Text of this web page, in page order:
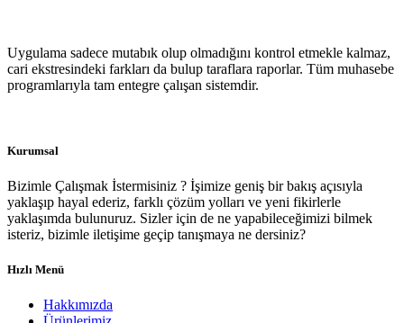
Uygulama sadece mutabık olup olmadığını kontrol etmekle kalmaz,
cari ekstresindeki farkları da bulup taraflara raporlar. Tüm muhasebe
programlarıyla tam entegre çalışan sistemdir.
Kurumsal
Bizimle Çalışmak İstermisiniz ? İşimize geniş bir bakış açısıyla
yaklaşıp hayal ederiz, farklı çözüm yolları ve yeni fikirlerle
yaklaşımda bulunuruz. Sizler için de ne yapabileceğimizi bilmek
isteriz, bizimle iletişime geçip tanışmaya ne dersiniz?
Hızlı Menü
Hakkımızda